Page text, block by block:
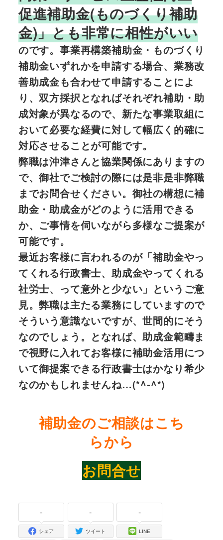
促進補助金(ものづくり補助
金)」とも非常に相性がいい
のです。事業再構築補助金・ものづくり
補助金いずれかを申請する場合、業務改
善助成金も合わせて申請することによ
り、双方採択となればそれぞれ補助・助
成対象が異なるので、新たな事業取組に
おいて必要な経費に対して幅広く的確に
対応させることが可能です。
弊職は沖津さんと協業関係にありますの
で、御社でご検討の際には是非是非弊職
までお問合せください。御社の構想に補
助金・助成金がどのように活用できる
か、ご事情を伺いながら多様なご提案が
可能です。
最近お客様に言われるのが「補助金やっ
てくれる行政書士、助成金やってくれる
社労士、って意外と少ない」というご意
見。弊職は主たる業務にしていますので
そういう意識ないですが、世間的にそう
なのでしょう。となれば、助成金範疇ま
で視野に入れてお客様に補助金活用につ
いて御提案できる行政書士はかなり希少
なのかもしれませんね…(*^-^*)
補助金のご相談はこち
らから
お問合せ
-
シェア
-
ツイート
-
LINE